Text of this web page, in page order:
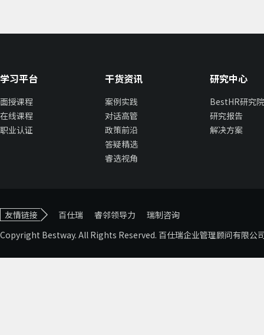
学习平台
面授课程
在线课程
职业认证
干货资讯
案例实践
对话高管
政策前沿
答疑精选
睿选视角
研究中心
BestHR研究院
研究报告
解决方案
友情链接 百仕瑞 睿邻领导力
瑞制咨询
Copyright Bestway. All Rights Reserved. 百仕瑞企业管理顾问有限公